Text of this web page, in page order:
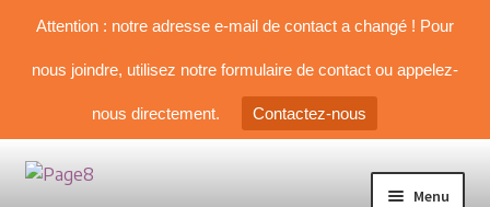
Attention : notre adresse e-mail de contact a changé ! Pour
nous joindre, utilisez notre formulaire de contact ou appelez-
nous directement. Contactez-nous
Aller à la navigation
Aller au contenu
Menu